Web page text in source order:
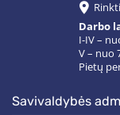
Darbo
I-IV –
V – nuo
Pietų
savivaldybės